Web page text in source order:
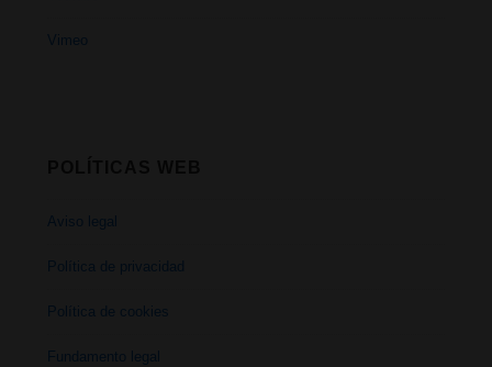
Vimeo
Aviso legal
Política de privacidad
Política de cookies
Fundamento legal